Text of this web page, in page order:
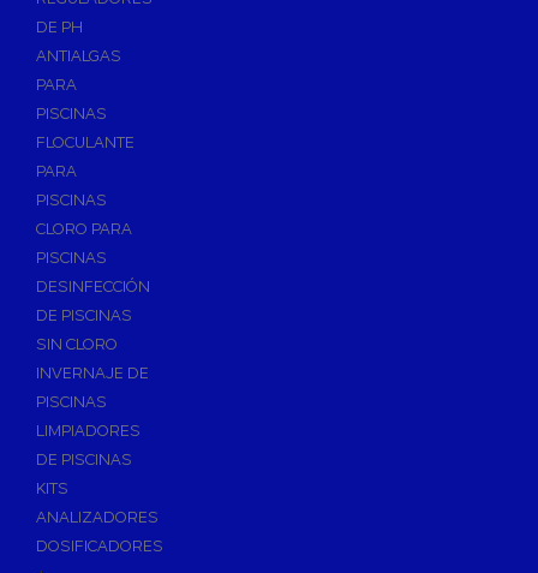
DE PH
ANTIALGAS
PARA
PISCINAS
FLOCULANTE
PARA
PISCINAS
CLORO PARA
PISCINAS
DESINFECCIÓN
DE PISCINAS
SIN CLORO
INVERNAJE DE
PISCINAS
LIMPIADORES
DE PISCINAS
KITS
ANALIZADORES
DOSIFICADORES